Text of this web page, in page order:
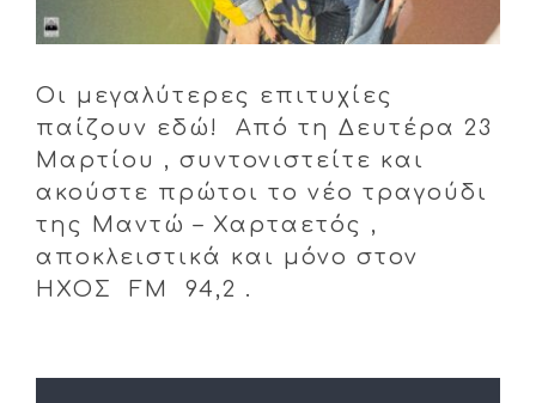
Οι μεγαλύτερες επιτυχίες
παίζουν εδώ! Από τη Δευτέρα 23
Μαρτίου , συντονιστείτε και
ακούστε πρώτοι το νέο τραγούδι
της Μαντώ – Χαρταετός ,
αποκλειστικά και μόνο στον
ΗΧΟΣ FM 94,2 .